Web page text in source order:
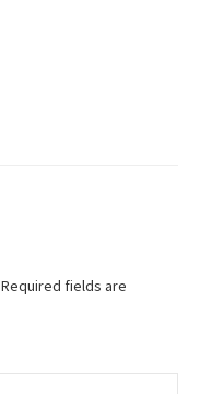
Required fields are